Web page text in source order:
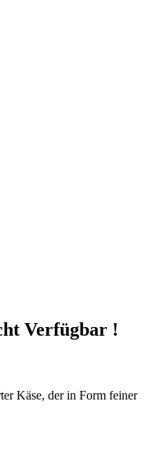
Verfügbar !
Käse, der in Form feiner